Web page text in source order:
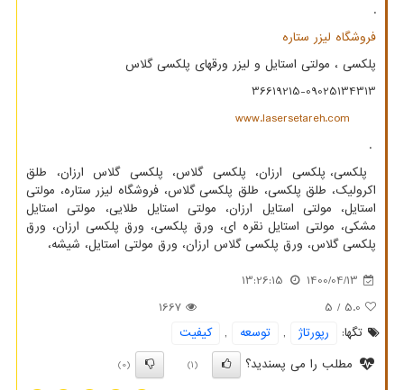
.
فروشگاه لیزر ستاره
پلکسی ، مولتی استایل و لیزر ورقهای پلکسی گلاس
36619215-09025134313
www.lasersetareh.com
.
پلکسی، پلکسی ارزان، پلکسی گلاس، پلکسی گلاس ارزان، طلق
اکرولیک، طلق پلکسی، طلق پلکسی گلاس، فروشگاه لیزر ستاره، مولتی
استایل، مولتی استایل ارزان، مولتی استایل طلایی، مولتی استایل
مشکی، مولتی استایل نقره ای، ورق پلکسی، ورق پلکسی ارزان، ورق
پلکسی گلاس، ورق پلکسی گلاس ارزان، ورق مولتی استایل، شیشه،
1400/04/13
13:26:15
5.0
/ 5
1667
تگها:
رپورتاژ , توسعه ,
كیفیت
مطلب را می پسندید؟
(1)
(0)